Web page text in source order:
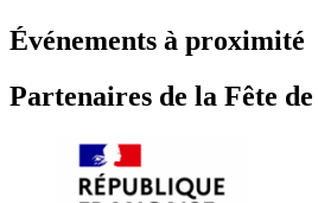
Événements à proximité
Partenaires de la Fête